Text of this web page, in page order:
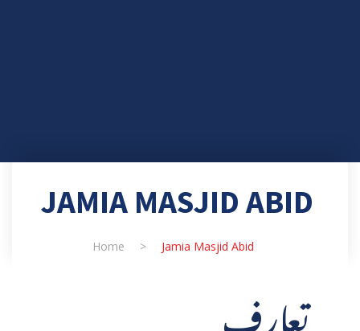
JAMIA MASJID ABID
Home > Jamia Masjid Abid
تعارف